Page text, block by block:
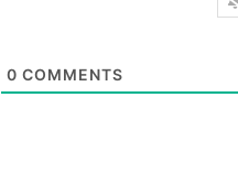
0 COMMENTS